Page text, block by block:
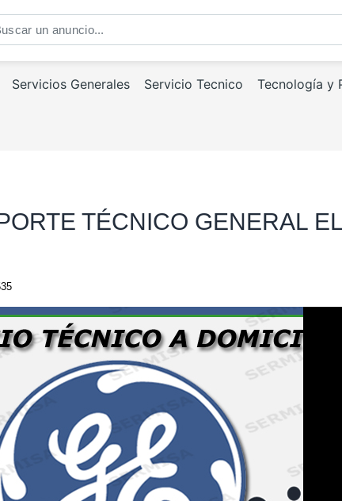
Servicios Generales Servicio Tecnico Tecnología y
TÉCNICO GENERAL